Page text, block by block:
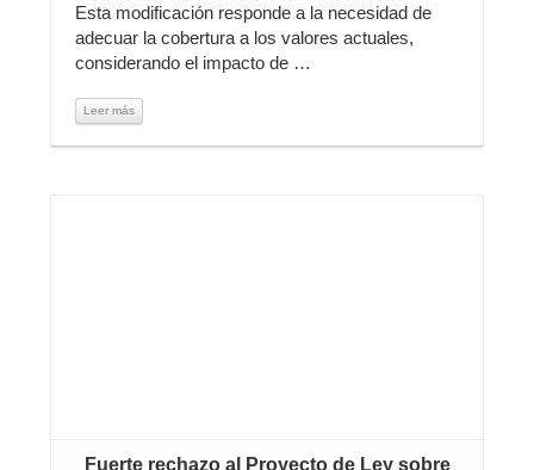
Esta modificación responde a la necesidad de
adecuar la cobertura a los valores actuales,
considerando el impacto de …
Leer más
Fuerte rechazo al Proyecto de Ley sobre